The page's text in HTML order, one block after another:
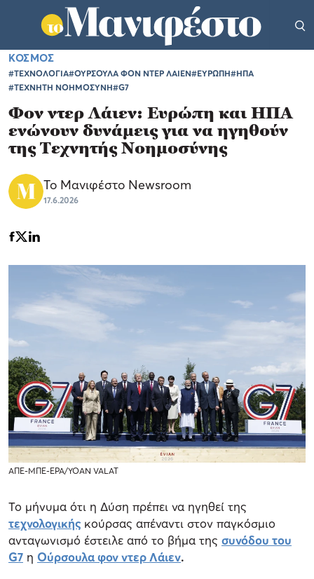
ΚΟΣΜΟΣ
#ΤΕΧΝΟΛΟΓΙΑ#ΟΥΡΣΟΥΛΑ ΦΟΝ ΝΤΕΡ ΛΑΙΕΝ#ΕΥΡΩΠΗ#ΗΠΑ
#ΤΕΧΝΗΤΗ ΝΟΗΜΟΣΥΝΗ#G7
Φον ντερ Λάιεν: Ευρώπη και ΗΠΑ
ενώνουν δυνάμεις για να ηγηθούν
της Τεχνητής Νοημοσύνης
Το Μανιφέστο Newsroom
17.6.2026
ΑΠΕ-ΜΠΕ-EPA/YOAN VALAT
Το μήνυμα ότι η Δύση πρέπει να ηγηθεί της
τεχνολογικής κούρσας απέναντι στον παγκόσμιο
ανταγωνισμό έστειλε από το βήμα της συνόδου του
G7 η Ούρσουλα φον ντερ Λάιεν.